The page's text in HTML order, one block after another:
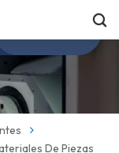
De Piezas